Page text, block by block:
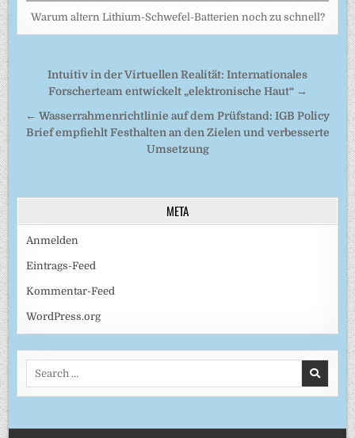
Warum altern Lithium-Schwefel-Batterien noch zu schnell?
Beitragsnavigation
Intuitiv in der Virtuellen Realität: Internationales
Forscherteam entwickelt „elektronische Haut“ →
← Wasserrahmenrichtlinie auf dem Prüfstand: IGB Policy
Brief empfiehlt Festhalten an den Zielen und verbesserte
Umsetzung
META
Anmelden
Eintrags-Feed
Kommentar-Feed
WordPress.org